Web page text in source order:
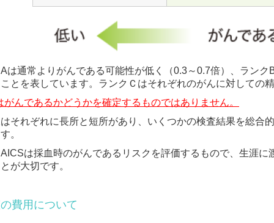
は通常よりがんである可能性が低く（0.3～0.7倍）、ラン
とを表しています。ランクＣはそれぞれのがんに対しての
がんであるかどうかを確定するものではありません。
それぞれに長所と短所があり、いくつかの検査結果を総合
。
AICSは採血時のがんであるリスクを評価するもので、生涯
が大切です。
費用について